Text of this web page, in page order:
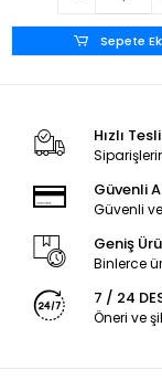
Sepete
Hızlı
Güvenli
Güvenli
Geniş
Binlerce
7 / 24
Öneri ve